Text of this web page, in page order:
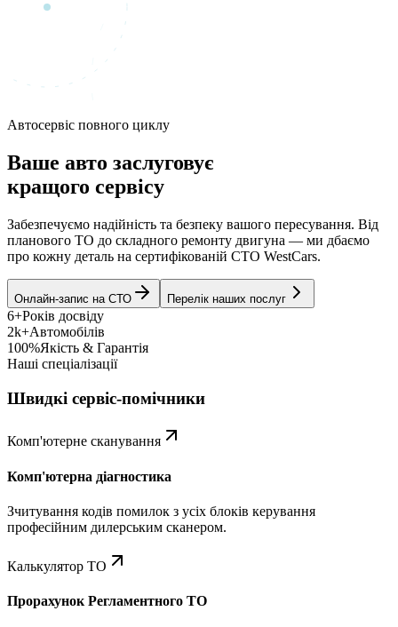
Автосервіс повного циклу
Ваше авто заслуговує
кращого сервісу
Забезпечуємо надійність та безпеку вашого пересування. Від
планового ТО до складного ремонту двигуна — ми дбаємо
про кожну деталь на сертифікованій СТО WestCars.
Онлайн-запис на СТО Перелік наших послуг
6+Років досвіду
2k+Автомобілів
100%Якість & Гарантія
Наші спеціалізації
Швидкі сервіс-помічники
Комп'ютерне сканування
Комп'ютерна діагностика
Зчитування кодів помилок з усіх блоків керування
професійним дилерським сканером.
Калькулятор ТО
Прорахунок Регламентного ТО